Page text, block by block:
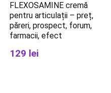
FLEXOSAMINE cremă
pentru articulații – preț,
păreri, prospect, forum,
farmacii, efect
129 lei